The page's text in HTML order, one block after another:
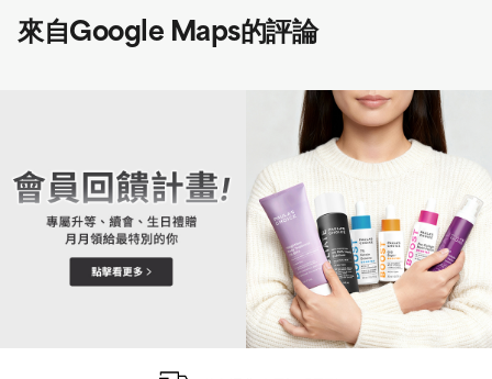
來自Google Maps的評論